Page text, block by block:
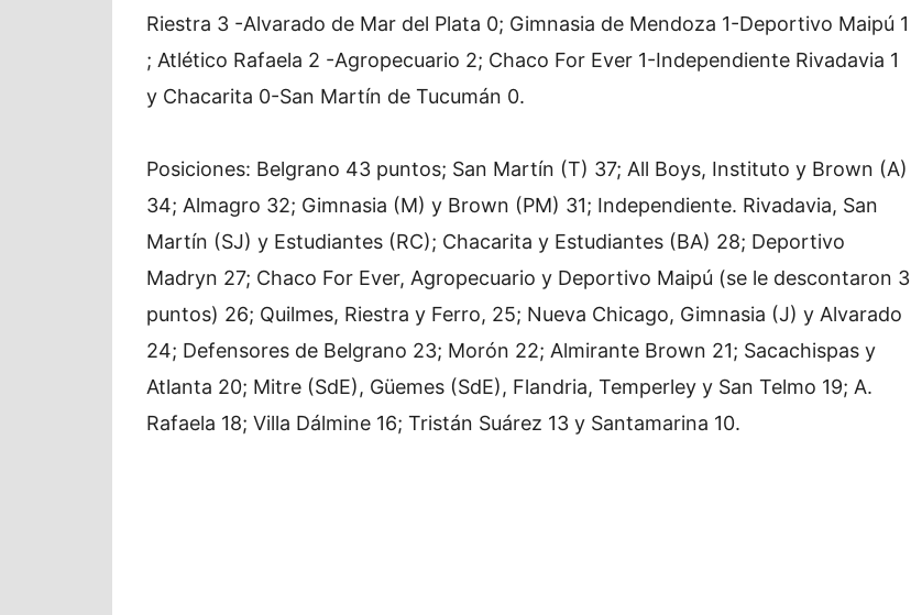
Riestra 3 -Alvarado de Mar del Plata 0; Gimnasia de Mendoza 1-Deportivo Maipú 1
; Atlético Rafaela 2 -Agropecuario 2; Chaco For Ever 1-Independiente Rivadavia 1
y Chacarita 0-San Martín de Tucumán 0.
Posiciones: Belgrano 43 puntos; San Martín (T) 37; All Boys, Instituto y Brown (A)
34; Almagro 32; Gimnasia (M) y Brown (PM) 31; Independiente. Rivadavia, San
Martín (SJ) y Estudiantes (RC); Chacarita y Estudiantes (BA) 28; Deportivo
Madryn 27; Chaco For Ever, Agropecuario y Deportivo Maipú (se le descontaron 3
puntos) 26; Quilmes, Riestra y Ferro, 25; Nueva Chicago, Gimnasia (J) y Alvarado
24; Defensores de Belgrano 23; Morón 22; Almirante Brown 21; Sacachispas y
Atlanta 20; Mitre (SdE), Güemes (SdE), Flandria, Temperley y San Telmo 19; A.
Rafaela 18; Villa Dálmine 16; Tristán Suárez 13 y Santamarina 10.